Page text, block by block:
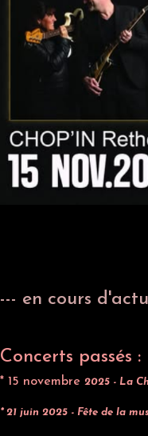
--- en cours
Concerts passés :
* 15 novembre 2025 - La
* 21 juin 2025 - Fête de la